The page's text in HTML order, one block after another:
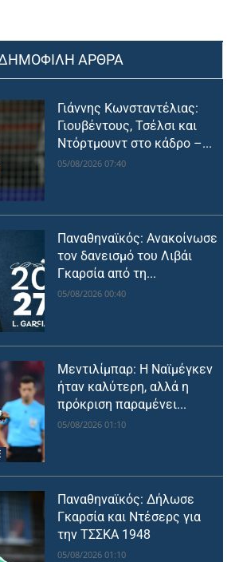
ΑΡΘΡΑ
Γιάννης Κωνσταντέλιας:
Γιουβέντους, Τσέλσι και
Ντόρτμουντ στο κάδρο –...
05/08/2026 07:40
Παναθηναϊκός: Ανακοίνωσε
τον δανεισμό του Λιβάι
Γκαρσία από τη...
05/08/2026 00:40
Μεντιλίμπαρ: Η Ναϊμέγκεν
ήταν καλύτερη, αλλά η
πρόκριση παραμένει...
05/08/2026 01:10
Παναθηναϊκός: Δήλωσε
Γκαρσία και Ντέσερς για
την ΤΣΣΚΑ 1948
05/08/2026 01:10